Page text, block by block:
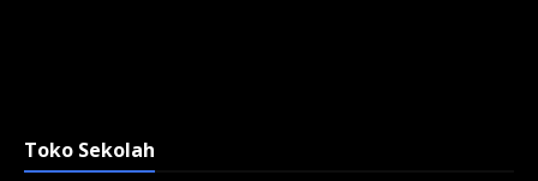
Toko Sekolah